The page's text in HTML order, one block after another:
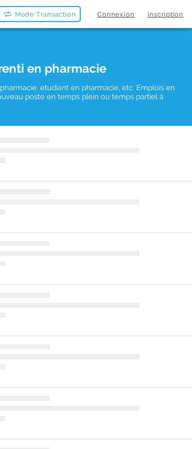
Mode Transaction Connexion Inscription
en pharmacie
étudiant en pharmacie, etc. Emplois en
poste en temps plein ou temps partiel à